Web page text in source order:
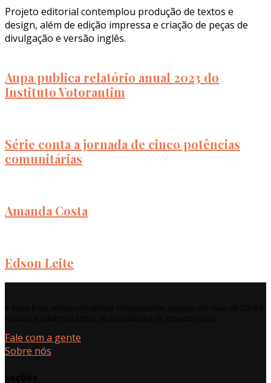
Projeto editorial contemplou produção de textos e
design, além de edição impressa e criação de peças de
divulgação e versão inglês.
Aupa publica relatório anual 2023 do
Instituto Votorantim
Série conta a jornada de cinco potências
comunitárias
Amanda Costa
Edson Leite
Fale com a gente
Sobre nós